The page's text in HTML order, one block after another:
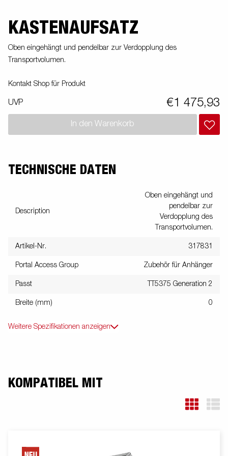
KASTENAUFSATZ
Oben eingehängt und pendelbar zur Verdopplung des
Transportvolumen.
Kontakt Shop für Produkt
UVP €1 475,93
In den Warenkorb
TECHNISCHE DATEN
Description
Oben eingehängt und
pendelbar zur
Verdopplung des
Transportvolumen.
Artikel-Nr. 317831
Portal Access Group Zubehör für Anhänger
Passt TT5375 Generation 2
Breite (mm) 0
Weitere Spezifikationen anzeigen
KOMPATIBEL MIT